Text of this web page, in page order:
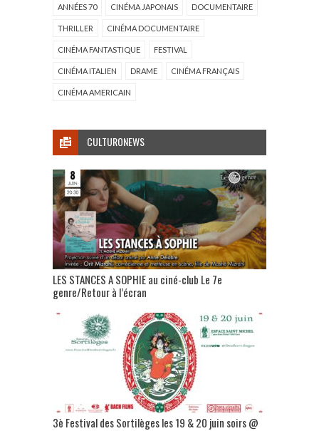
ANNÉES 70 CINÉMA JAPONAIS DOCUMENTAIRE
THRILLER CINÉMA DOCUMENTAIRE
CINÉMA FANTASTIQUE FESTIVAL
CINÉMA ITALIEN DRAME CINÉMA FRANÇAIS
CINÉMA AMERICAIN
CULTURONEWS
LES STANCES A SOPHIE au ciné-club Le 7e
genre/Retour à l’écran
3è Festival des Sortilèges les 19 & 20 juin soirs @